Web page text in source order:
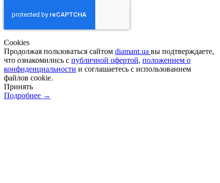
Сookies
Продолжая пользоваться сайтом diamant.ua вы подтверждаете,
что ознакомились с публичной офертой, положением о
конфиденциальности и соглашаетесь с использованием
файлов cookie.
Принять
Подробнее →